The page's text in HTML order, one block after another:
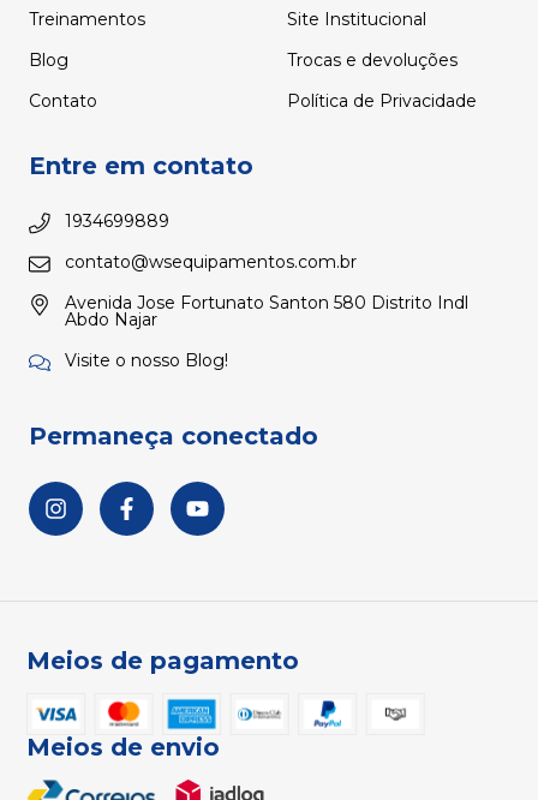
Treinamentos
Blog
Contato
Site Institucional
Trocas e devoluções
Política de Privacidade
Entre em contato
1934699889
contato@wsequipamentos.com.br
Avenida Jose Fortunato Santon 580 Distrito Indl
Abdo Najar
Visite o nosso Blog!
Permaneça conectado
Meios de pagamento
Meios de envio